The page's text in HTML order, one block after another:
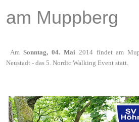
am Muppberg
Am Sonntag, 04. Mai2014 findet am
Neustadt - das 5. Nordic Walking Event statt.